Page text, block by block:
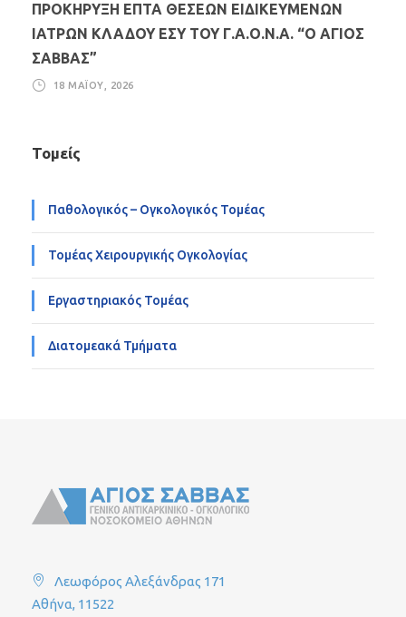
ΠΡΟΚΗΡΥΞΗ ΕΠΤΑ ΘΕΣΕΩΝ ΕΙΔΙΚΕΥΜΕΝΩΝ
ΙΑΤΡΩΝ ΚΛΑΔΟΥ ΕΣΥ ΤΟΥ Γ.Α.Ο.Ν.Α. “Ο ΑΓΙΟΣ
ΣΑΒΒΑΣ”
18 ΜΑΪ́ΟΥ, 2026
Τομείς
Παθολογικός – Ογκολογικός Τομέας
Τομέας Χειρουργικής Ογκολογίας
Εργαστηριακός Τομέας
Διατομεακά Τμήματα
Λεωφόρος Αλεξάνδρας 171
Αθήνα, 11522